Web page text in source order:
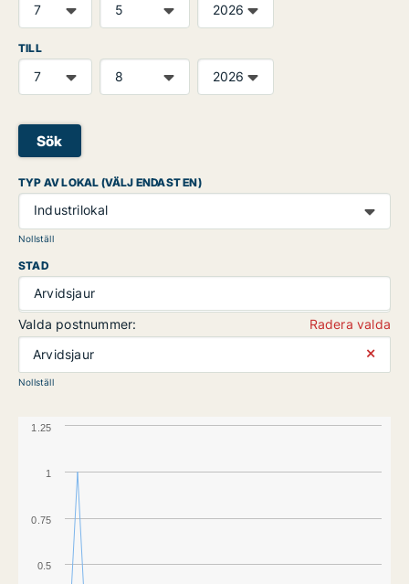
TILL
Sök
TYP AV LOKAL (VÄLJ ENDAST EN)
Industrilokal
Nollställ
STAD
Arvidsjaur
Valda postnummer:
Radera valda
Arvidsjaur
⨯
Nollställ
1
0.5
0.75
1.25